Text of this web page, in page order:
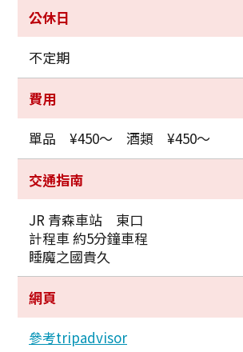
公休日
不定期
費用
單品 ¥450～ 酒類 ¥450～
交通指南
JR 青森車站 東口
計程車 約5分鐘車程
睡魔之國貴久
網頁
參考tripadvisor
Twitter分享
Facebook分享
複製連結